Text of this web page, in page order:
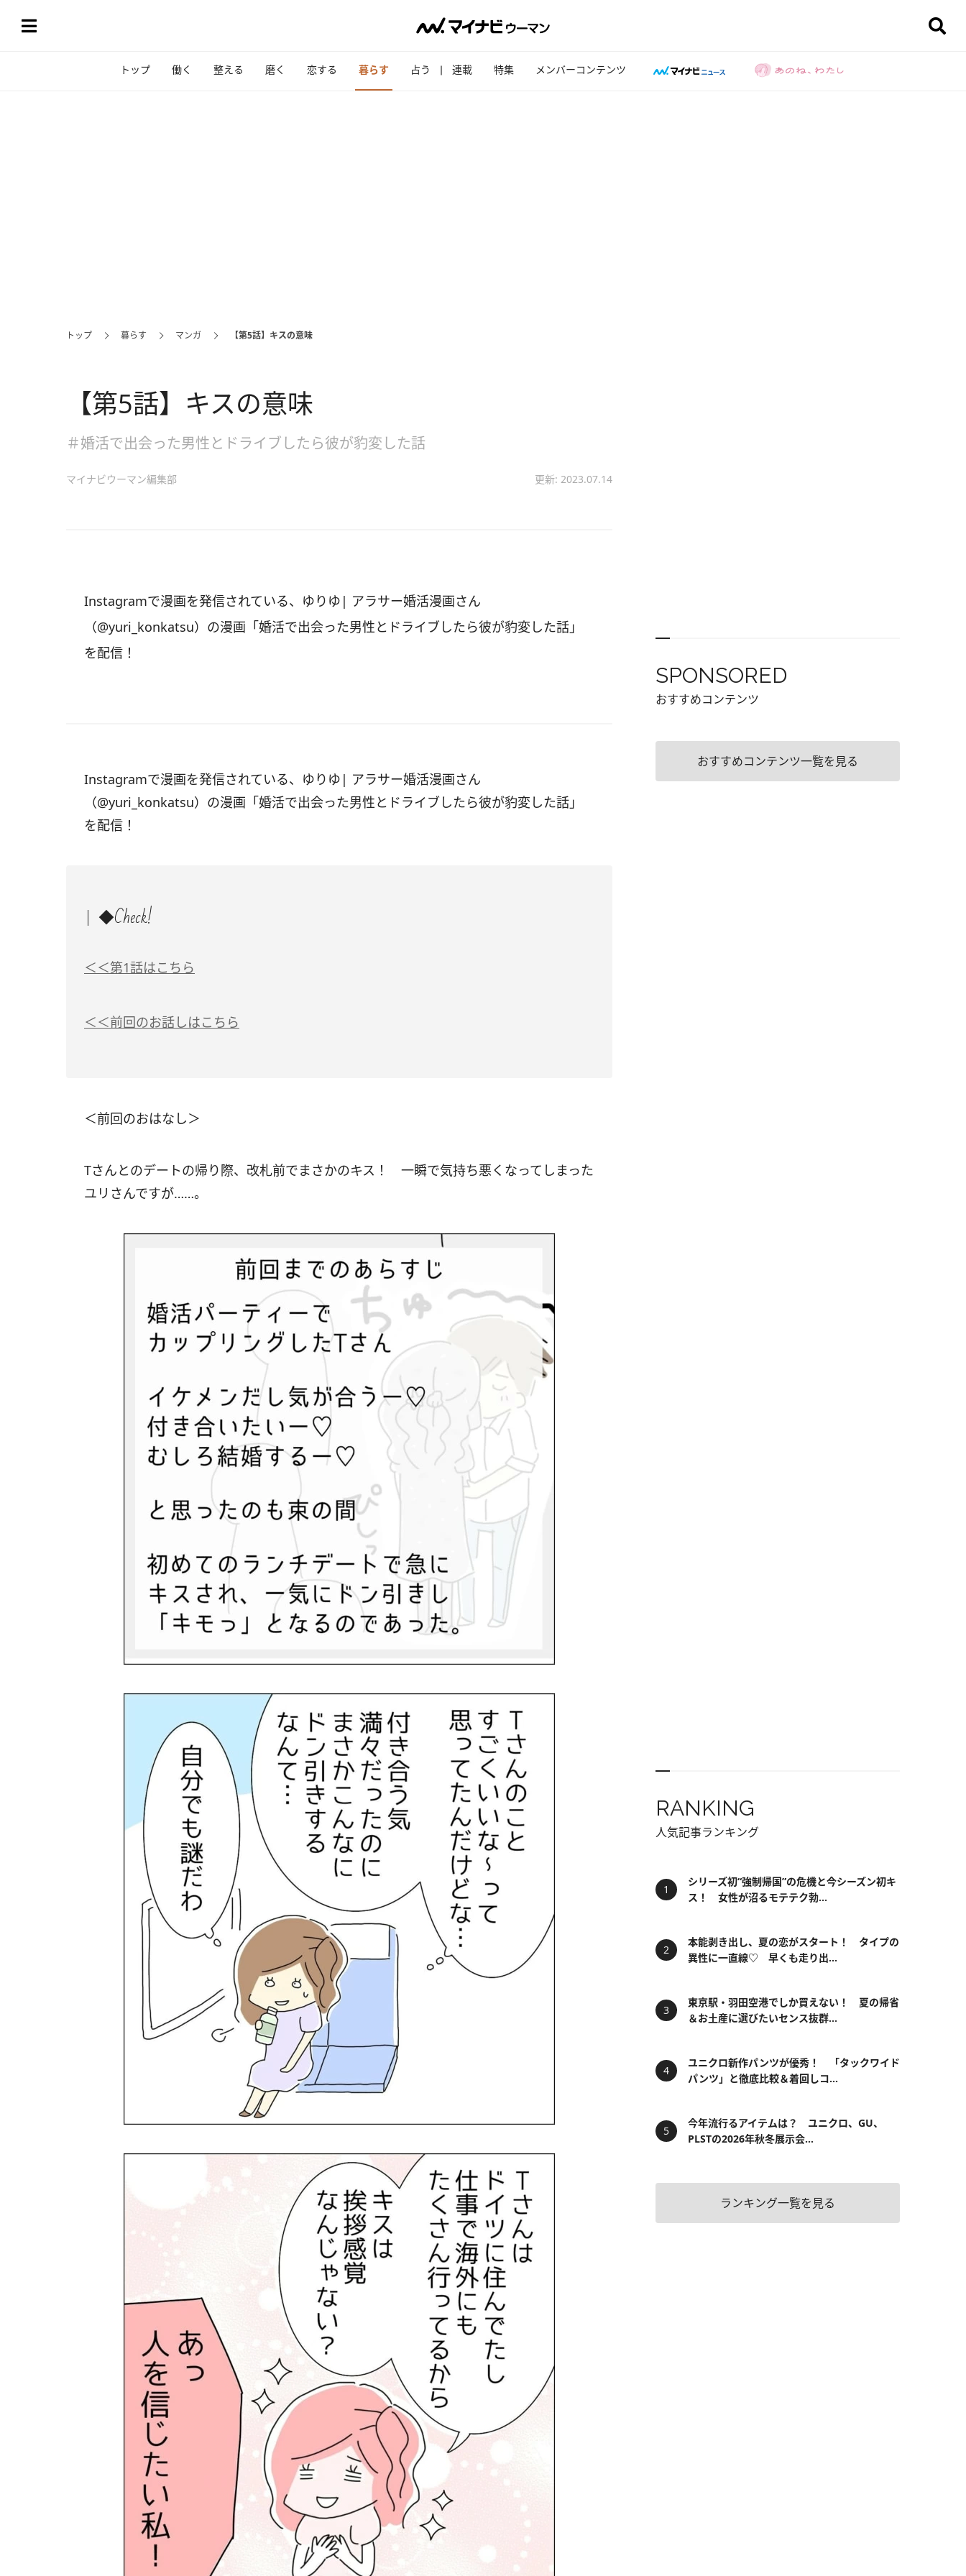
トップ 働く 整える 磨く 恋する 暮らす 占う 連載 特集 メンバーコンテンツ
トップ 暮らす マンガ 【第5話】キスの意味
【第5話】キスの意味
＃婚活で出会った男性とドライブしたら彼が豹変した話
マイナビウーマン編集部 更新: 2023.07.14
Instagramで漫画を発信されている、ゆりゆ| アラサー婚活漫画さん
（@yuri_konkatsu）の漫画「婚活で出会った男性とドライブしたら彼が豹変した話」
を配信！
Instagramで漫画を発信されている、ゆりゆ| アラサー婚活漫画さん
（@yuri_konkatsu）の漫画「婚活で出会った男性とドライブしたら彼が豹変した話 」
を配信！
◆Check!
＜＜第1話はこちら
＜＜前回のお話しはこちら
＜前回のおはなし＞
Tさんとのデートの帰り際、改札前でまさかのキス！ 一瞬で気持ち悪くなってしまった
ユリさんですが……。
SPONSORED
おすすめコンテンツ
おすすめコンテンツ一覧を見る
RANKING
人気記事ランキング
シリーズ初“強制帰国”の危機と今シーズン初キ
ス！ 女性が沼るモテテク勃...
本能剥き出し、夏の恋がスタート！ タイプの
異性に一直線♡ 早くも走り出...
東京駅・羽田空港でしか買えない！ 夏の帰省
＆お土産に選びたいセンス抜群...
ユニクロ新作パンツが優秀！ 「タックワイド
パンツ」と徹底比較＆着回しコ...
今年流行るアイテムは？ ユニクロ、GU、
PLSTの2026年秋冬展示会...
ランキング一覧を見る